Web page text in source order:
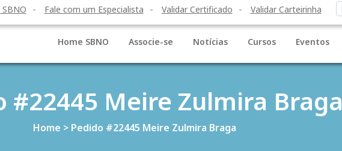
Fale com um Especialista Validar Certificado Validar Carteirinha
Home SBNO Associe-se Notícias Cursos Eventos
#22445 Meire Zulmira Braga
Home > Pedido #22445 Meire Zulmira Braga